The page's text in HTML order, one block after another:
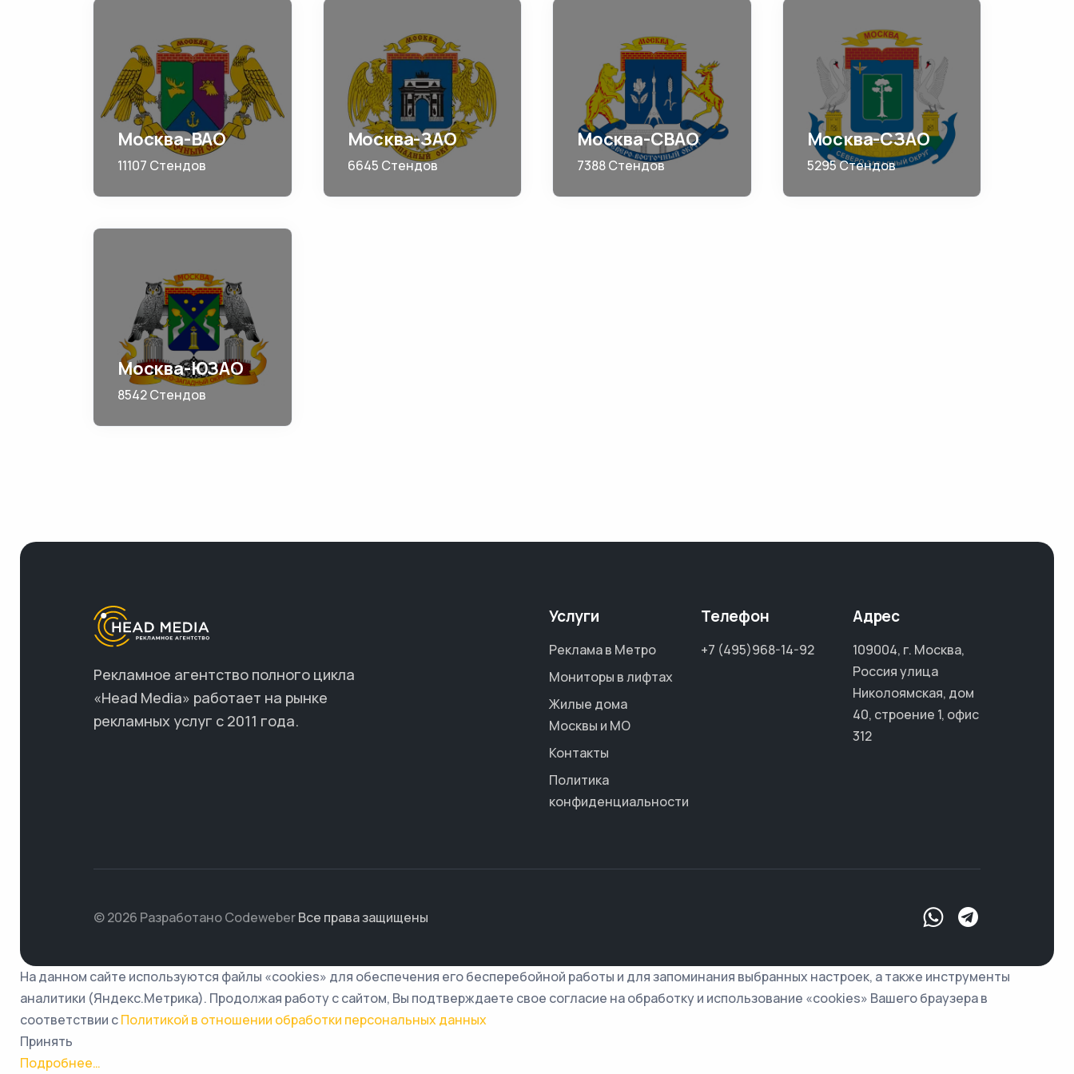
Москва-ВАО
11107 Стендов
Москва-ЗАО
6645 Стендов
Москва-СВАО
7388 Стендов
Москва-СЗАО
5295 Стендов
Москва-ЮЗАО
8542 Стендов
Рекламное агентство полного цикла
«Head Media» работает на рынке
рекламных услуг с 2011 года.
Услуги
Реклама в Метро
Мониторы в лифтах
Жилые дома
Москвы и МО
Контакты
Политика
конфиденциальности
Телефон
+7 (495)968-14-92
Адрес
109004, г. Москва,
Россия улица
Николоямская, дом
40, строение 1, офис
312
© 2026 Разработано CodeweberВсе права защищены
На данном сайте используются файлы «cookies» для обеспечения его бесперебойной работы и для запоминания выбранных настроек, а также инструменты
аналитики (Яндекс.Метрика). Продолжая работу с сайтом, Вы подтверждаете свое согласие на обработку и использование «cookies» Вашего браузера в
соответствии сПолитикой в отношении обработки персональных данных
Принять
Подробнее…